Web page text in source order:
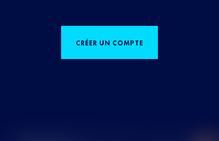
CRÉER UN COMPTE